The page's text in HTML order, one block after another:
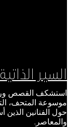
السير الذاتية
استشكف القصص
موسوعة المتحف،
حول الفنانين
والمعاصر.